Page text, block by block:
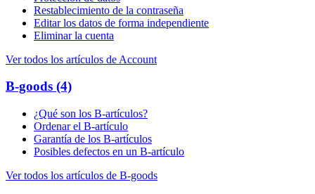
Restablecimiento de la contraseña
Editar los datos de forma independiente
Eliminar la cuenta
Ver todos los artículos de Account
B-goods (4)
¿Qué son los B-artículos?
Ordenar el B-artículo
Garantía de los B-artículos
Posibles defectos en un B-artículo
Ver todos los artículos de B-goods